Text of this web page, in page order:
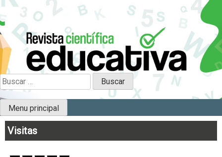
Skip
content
Científica Educativa
B
u
s
c
Menu principal
Visitas